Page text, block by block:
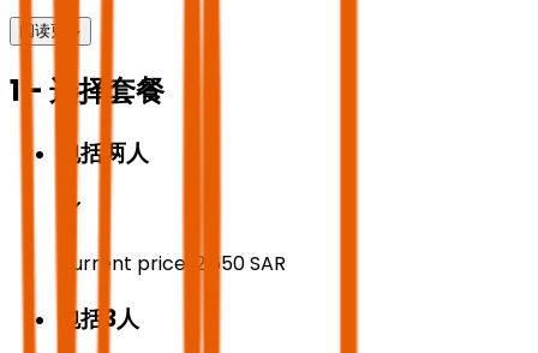
阅读更多
1 - 选择套餐
包括两人
Current price: 2,650SAR
包括3人